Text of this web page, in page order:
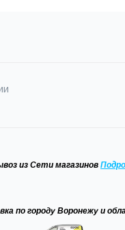
из Сети магазинов
по городу Воронежу и